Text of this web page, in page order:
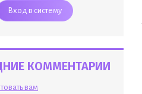
КОММЕНТАРИИ
вам